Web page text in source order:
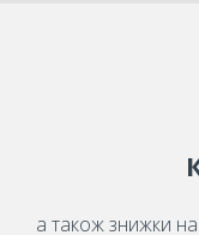
а також знижки